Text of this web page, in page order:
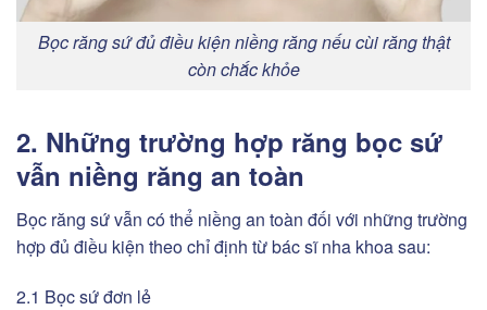
Bọc răng sứ đủ điều kiện niềng răng nếu cùi răng thật
còn chắc khỏe
2. Những trường hợp răng bọc sứ
vẫn niềng răng an toàn
Bọc răng sứ vẫn có thể niềng an toàn đối với những trường
hợp đủ điều kiện theo chỉ định từ bác sĩ nha khoa sau:
2.1 Bọc sứ đơn lẻ